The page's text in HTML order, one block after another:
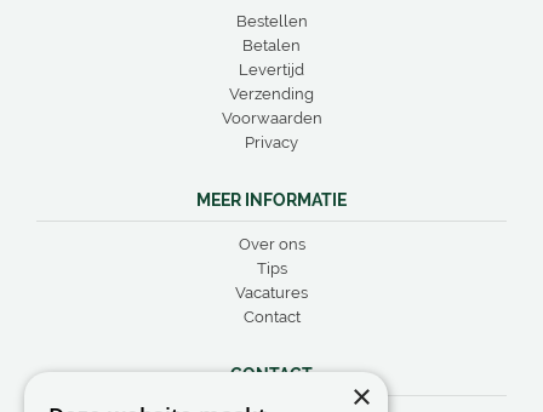
Bestellen
Betalen
Levertijd
Verzending
Voorwaarden
Privacy
MEER INFORMATIE
Over ons
Tips
Vacatures
Contact
CONTACT
×